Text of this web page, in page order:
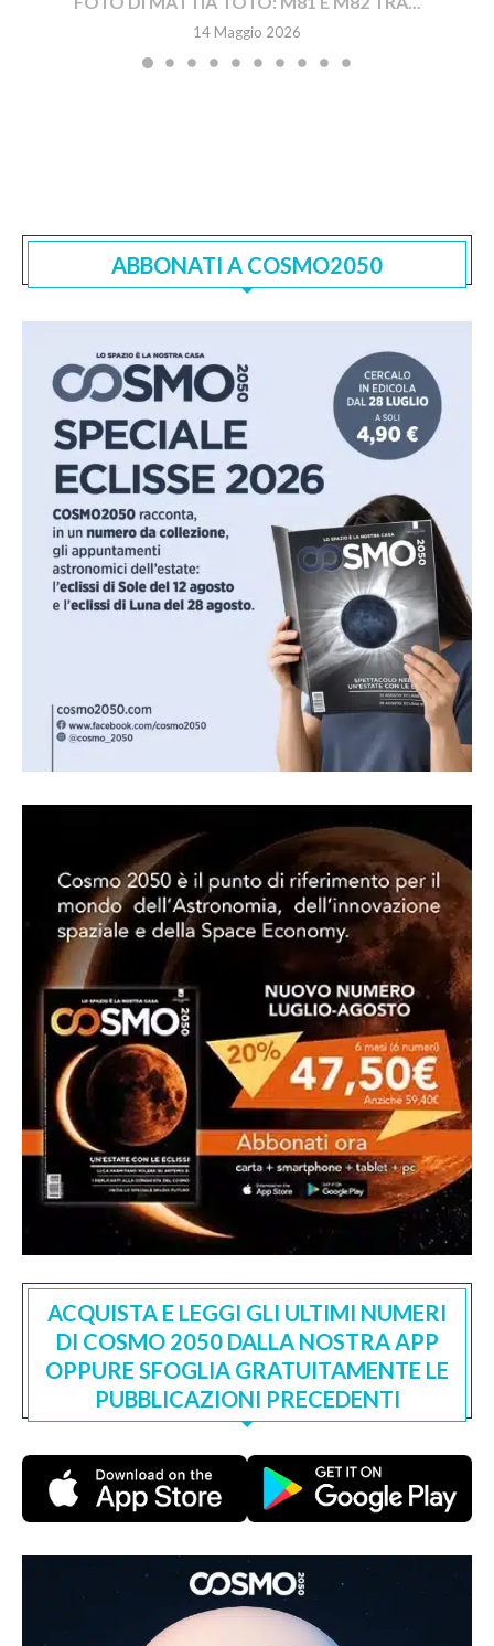
14 Maggio 2026
ABBONATI A COSMO2050
ACQUISTA E LEGGI GLI ULTIMI NUMERI
DI COSMO 2050 DALLA NOSTRA APP
OPPURE SFOGLIA GRATUITAMENTE LE
PUBBLICAZIONI PRECEDENTI